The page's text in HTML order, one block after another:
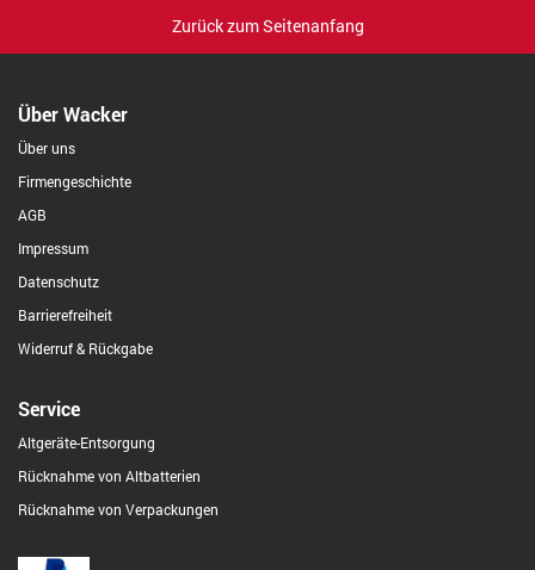
Zurück zum Seitenanfang
Über Wacker
Über uns
Firmengeschichte
AGB
Impressum
Datenschutz
Barrierefreiheit
Widerruf & Rückgabe
Service
Altgeräte-Entsorgung
Rücknahme von Altbatterien
Rücknahme von Verpackungen